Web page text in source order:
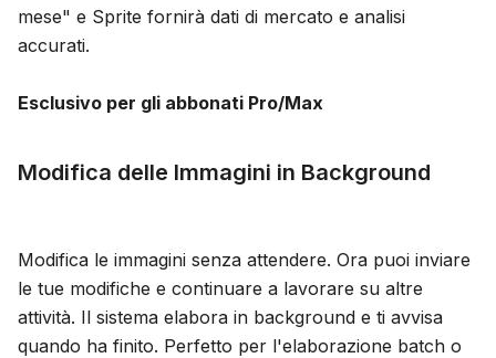
mese" e Sprite fornirà dati di mercato e analisi
accurati.
Esclusivo per gli abbonati Pro/Max
Modifica delle Immagini in Background
Modifica le immagini senza attendere. Ora puoi inviare
le tue modifiche e continuare a lavorare su altre
attività. Il sistema elabora in background e ti avvisa
quando ha finito. Perfetto per l'elaborazione batch o